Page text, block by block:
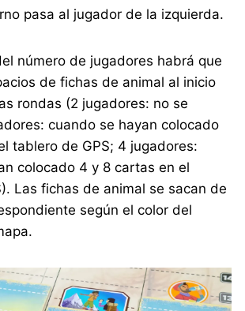
pasa al jugador de la izquierda.
número de jugadores habrá que
de fichas de animal al inicio
rondas (2 jugadores: no se
cuando se hayan colocado
tablero de GPS; 4 jugadores:
colocado 4 y 8 cartas en el
Las fichas de animal se sacan de
según el color del